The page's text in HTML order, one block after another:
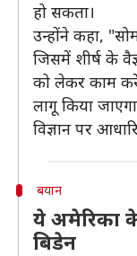
हो सकता।
उन्होंने कहा,
जिसमें शीर्ष के
को लेकर काम
लागू किया
विज्ञान पर
बयान
ये अमेरिका
बिडेन